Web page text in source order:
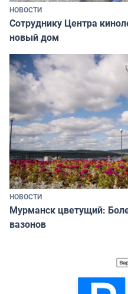
НОВОСТИ
Сотруднику Центра
новый дом
НОВОСТИ
Мурманск цветущий:
вазонов